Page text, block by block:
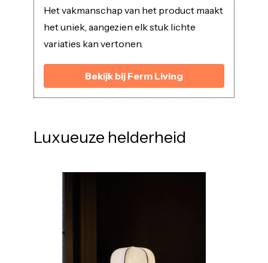
Het vakmanschap van het product maakt
het uniek, aangezien elk stuk lichte
variaties kan vertonen.
Bekijk bij Ferm Living
Luxueuze helderheid